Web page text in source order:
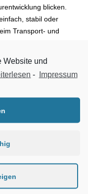
blicken.
stabil oder
Transport- und
Königreich
zwei Minuten, sind
Wegen fehlender
der Lkw stehen
Website und
- Impressum